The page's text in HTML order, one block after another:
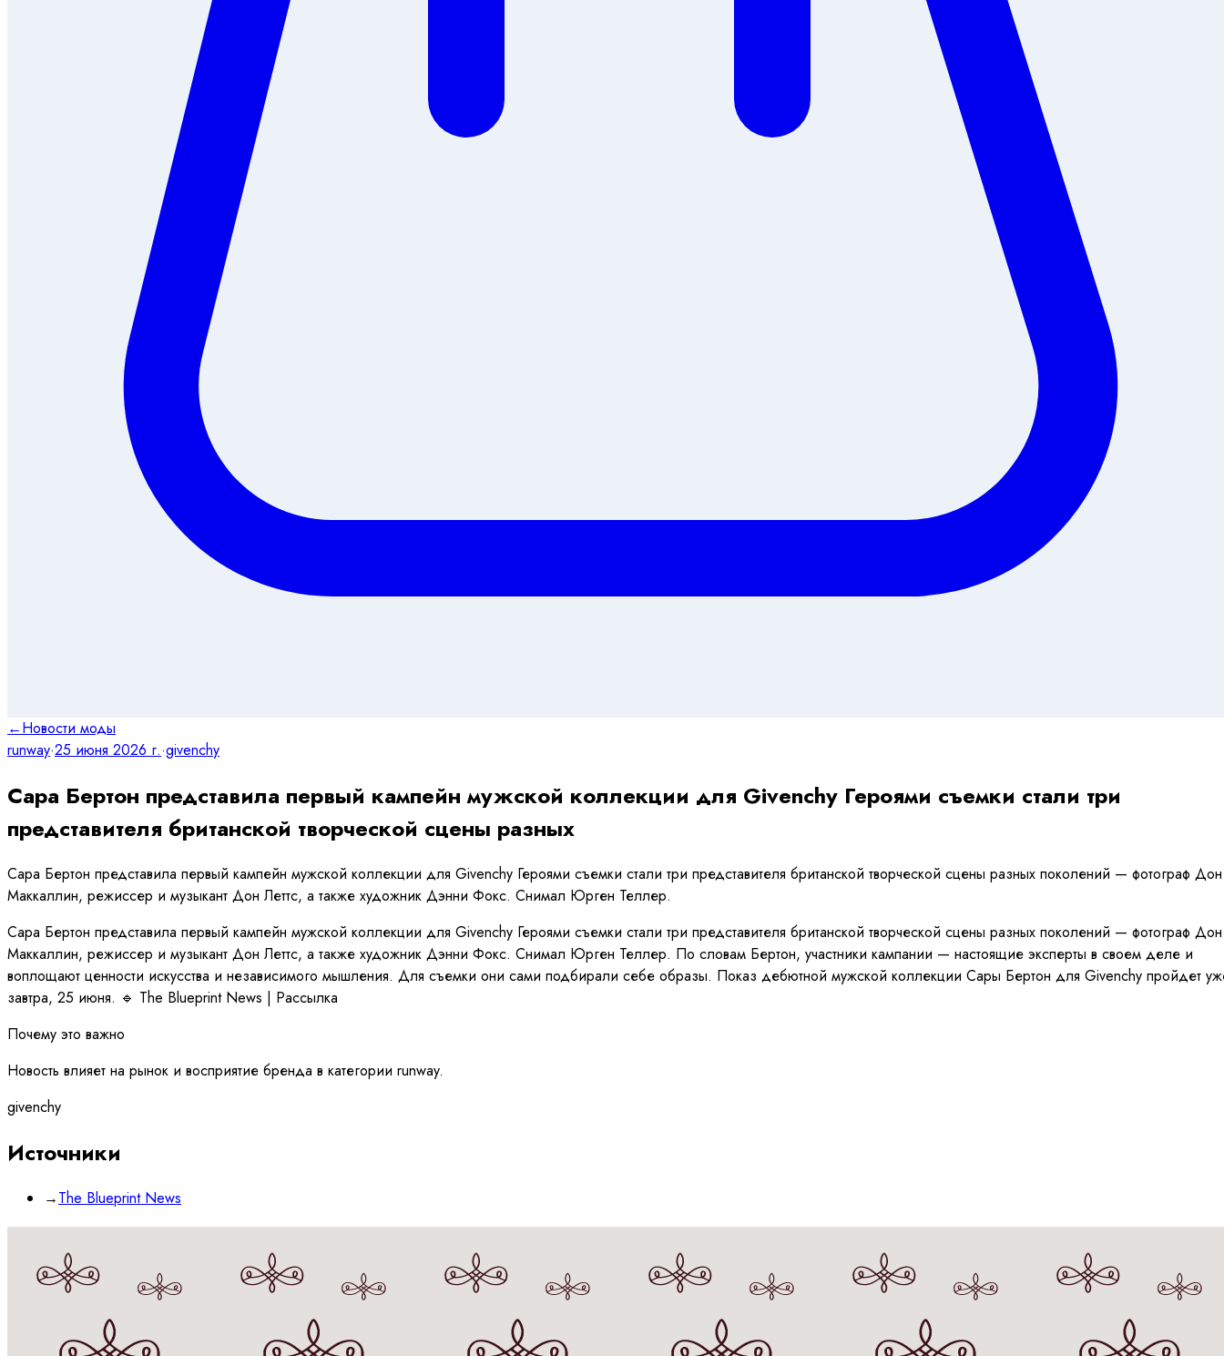
←Новости моды
runway·25 июня 2026 г.·givenchy
Сара Бертон представила первый кампейн мужской коллекции для Givenchy Героями съемки стали три
представителя британской творческой сцены разных
Сара Бертон представила первый кампейн мужской коллекции для Givenchy Героями съемки стали три представителя британской творческой сцены разных поколений — фотограф Дон
Маккаллин, режиссер и музыкант Дон Леттс, а также художник Дэнни Фокс. Снимал Юрген Теллер.
Сара Бертон представила первый кампейн мужской коллекции для Givenchy Героями съемки стали три представителя британской творческой сцены разных поколений — фотограф Дон
Маккаллин, режиссер и музыкант Дон Леттс, а также художник Дэнни Фокс. Снимал Юрген Теллер. По словам Бертон, участники кампании — настоящие эксперты в своем деле и
воплощают ценности искусства и независимого мышления. Для съемки они сами подбирали себе образы. Показ дебютной мужской коллекции Сары Бертон для Givenchy пройдет
завтра, 25 июня. 🔹 The Blueprint News | Рассылка
Почему это важно
Новость влияет на рынок и восприятие бренда в категории runway.
givenchy
Источники
→The Blueprint News